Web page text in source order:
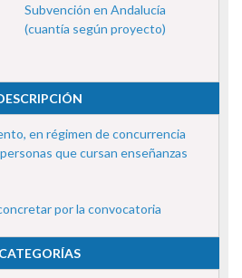
Subvención en Andalucía
(cuantía según proyecto)
en régimen de concurrencia
que cursan enseñanzas
por la convocatoria
CATEGORÍAS